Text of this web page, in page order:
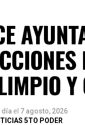
Y
día el 7 agosto, 2026
5TO PODER